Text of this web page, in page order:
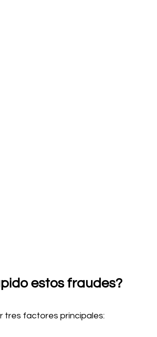
estos fraudes?
tres factores principales: